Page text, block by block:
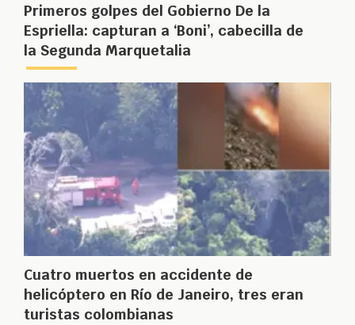
Primeros golpes del Gobierno De la
Espriella: capturan a ‘Boni’, cabecilla de
la Segunda Marquetalia
Cuatro muertos en accidente de
helicóptero en Río de Janeiro, tres eran
turistas colombianas